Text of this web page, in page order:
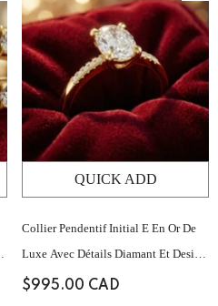
QUICK ADD
Collier Pendentif Initial E En Or De
Luxe Avec Détails Diamant Et Design
Minimaliste Épuré
$995.00 CAD